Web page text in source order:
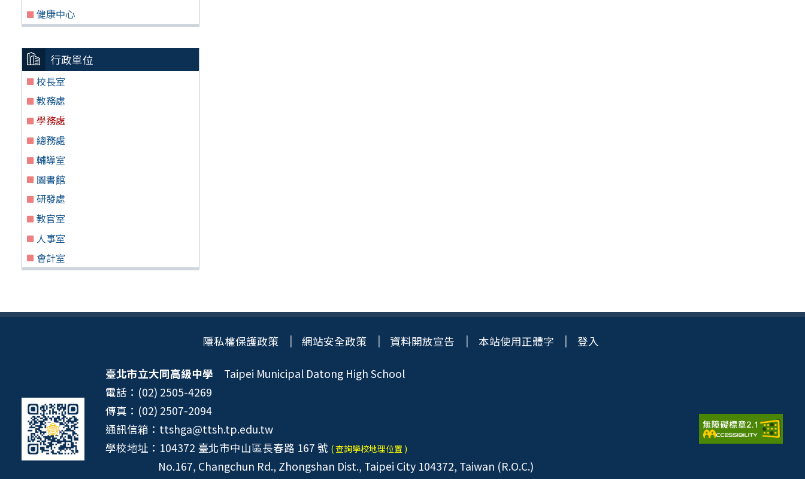
健康中心
行政單位
校長室
教務處
學務處
總務處
輔導室
圖書館
研發處
教官室
人事室
會計室
隱私權保護政策 網站安全政策 資料開放宣告 本站使用正體字 登入
臺北市立大同高級中學 Taipei Municipal Datong High School
電話：(02) 2505-4269
傳真：(02) 2507-2094
通訊信箱：ttshga@ttsh.tp.edu.tw
學校地址：104372 臺北市中山區長春路 167 號 ( 查詢學校地理位置 )
No.167, Changchun Rd., Zhongshan Dist., Taipei City 104372, Taiwan (R.O.C.)